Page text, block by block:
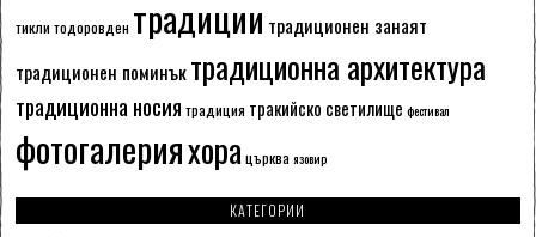
тикли тодоровден традиции традиционен занаят
традиционен поминъктрадиционна архитектура
традиционна носия традиция тракийско светилище фестивал
фотогалерияхорацърква язовир
КАТЕГОРИИ